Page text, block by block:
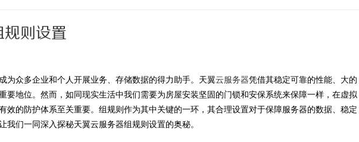
则设置
为众多企业和个人开展业务、存储数据的得力助手。天翼云服务器凭借其稳定可靠的性能、大的
要地位。然而，如同现实生活中我们需要为房屋安装坚固的门锁和安保系统来保障一样，在虚拟
效的防护体系至关重要。组规则作为其中关键的一环，其合理设置对于保障服务器的数据、稳定
我们一同深入探秘天翼云服务器组规则设置的奥秘。